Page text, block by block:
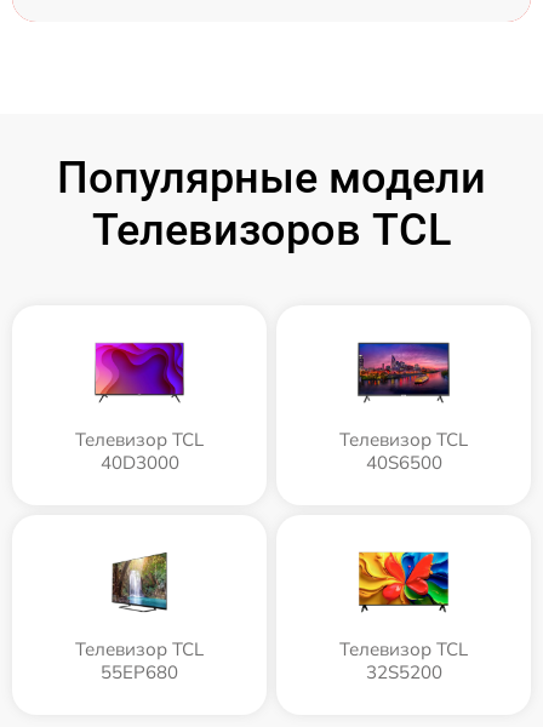
Популярные модели
Телевизоров TCL
Телевизор TCL
40D3000
Телевизор TCL
40S6500
Телевизор TCL
55EP680
Телевизор TCL
32S5200